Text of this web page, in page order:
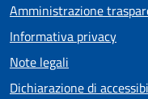
Amministrazione
Informativa privacy
Note legali
Dichiarazione di